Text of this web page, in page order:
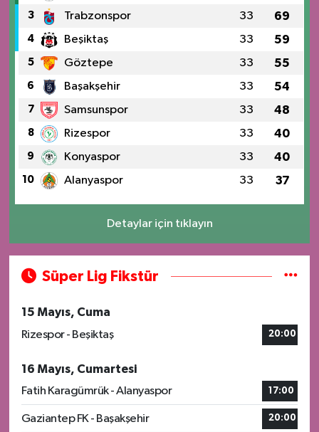
3 Trabzonspor 33 69
4 Beşiktaş 33 59
5 Göztepe 33 55
6 Başakşehir 33 54
7 Samsunspor 33 48
8 Rizespor 33 40
9 Konyaspor 33 40
10 Alanyaspor 33 37
Detaylar için tıklayın
Süper Lig Fikstür
15 Mayıs, Cuma
Rizespor - Beşiktaş
20:00
16 Mayıs, Cumartesi
Fatih Karagümrük - Alanyaspor
17:00
Gaziantep FK - Başakşehir 20:00